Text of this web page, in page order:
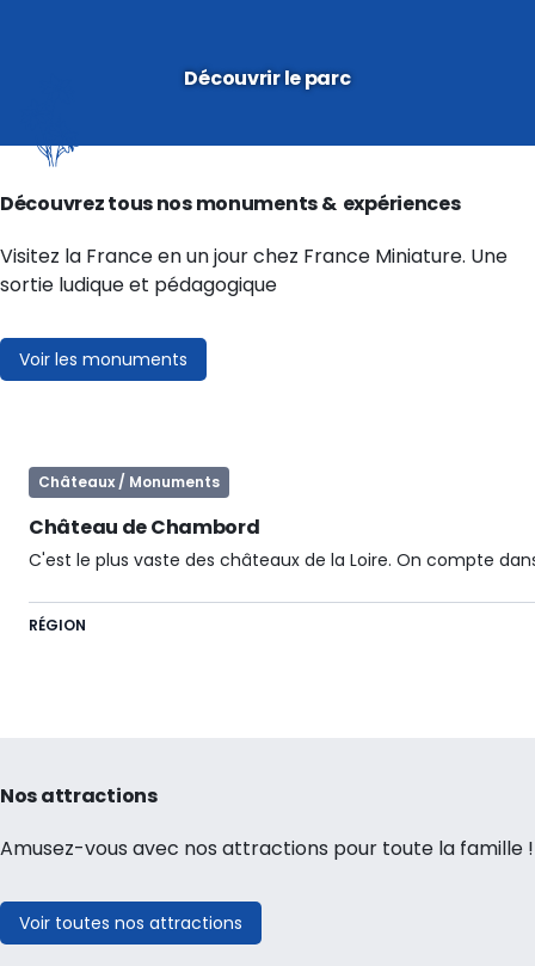
Découvrir le parc
Découvrez tous nos monuments & expériences
Visitez la France en un jour chez France Miniature. Une
sortie ludique et pédagogique
Voir les monuments
Châteaux / Monuments
Château de Chambord
C'est le plus vaste des châteaux de la Loire. On compte
RÉGION
Nos attractions
Amusez-vous avec nos attractions pour toute la famille !
Voir toutes nos attractions